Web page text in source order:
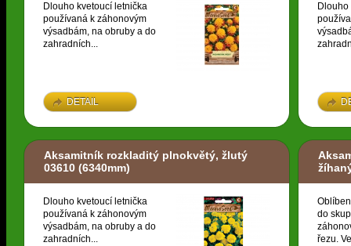
Dlouho kvetoucí letnička
používaná k záhonovým
výsadbám, na obruby a do
zahradních...
DETAIL
Aksamitník rozkladitý plnokvětý, žlutý
03610 (6340mm)
Dlouho kvetoucí letnička
používaná k záhonovým
výsadbám, na obruby a do
zahradních...
do
řezu.